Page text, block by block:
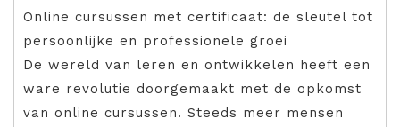
Online cursussen met certificaat: de sleutel tot
persoonlijke en professionele groei
De wereld van leren en ontwikkelen heeft een
ware revolutie doorgemaakt met de opkomst
van online cursussen. Steeds meer mensen